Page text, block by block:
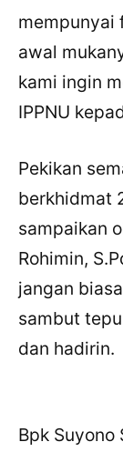
mempunyai
awal
kami ingin
IPPNU
Pekikan
berkhidmat
sampaikan
Rohimin,
jangan
sambut
dan hadirin.
Bpk Suyono